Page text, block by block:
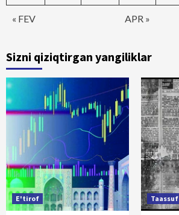
« FEV APR »
Sizni qiziqtirgan yangiliklar
E'tirof Taassuf